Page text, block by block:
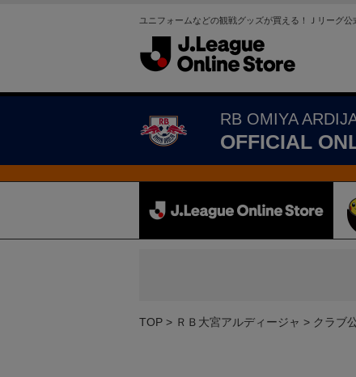
ユニフォームなどの観戦グッズが買える！Ｊリーグ公
RB OMIYA
OFFICIAL
TOP ＲＢ大宮アルディージャ クラブ